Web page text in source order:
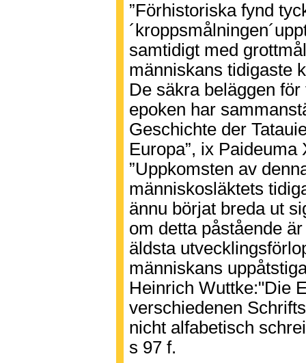
”Förhistoriska fynd
samtidigt med
människans tidigaste
De säkra beläggen
epoken har
Geschichte der
Europa”, ix
”Uppkomsten av
människosläktets
ännu börjat breda ut
om detta påstående
äldsta
människans
Heinrich Wuttke:"Die
verschiedenen
nicht alfabetisch
s 97 f.